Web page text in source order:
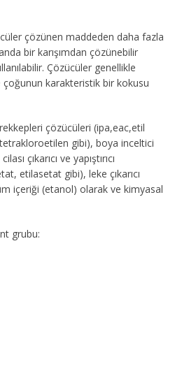
çözünen maddeden daha fazla
bir karışımdan çözünebilir
Çözücüler genellikle
çoğunun karakteristik bir kokusu
çözücüleri (ipa,eac,etil
gibi), boya inceltici
çıkarıcı ve yapıştırıcı
etilasetat gibi), leke çıkarıcı
içeriği (etanol) olarak ve kimyasal
grubu: